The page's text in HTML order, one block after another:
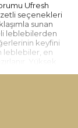
Ufresh
seçenekleri
sunan
leblebilerden
keyfini
leblebiler, en
Yüksek